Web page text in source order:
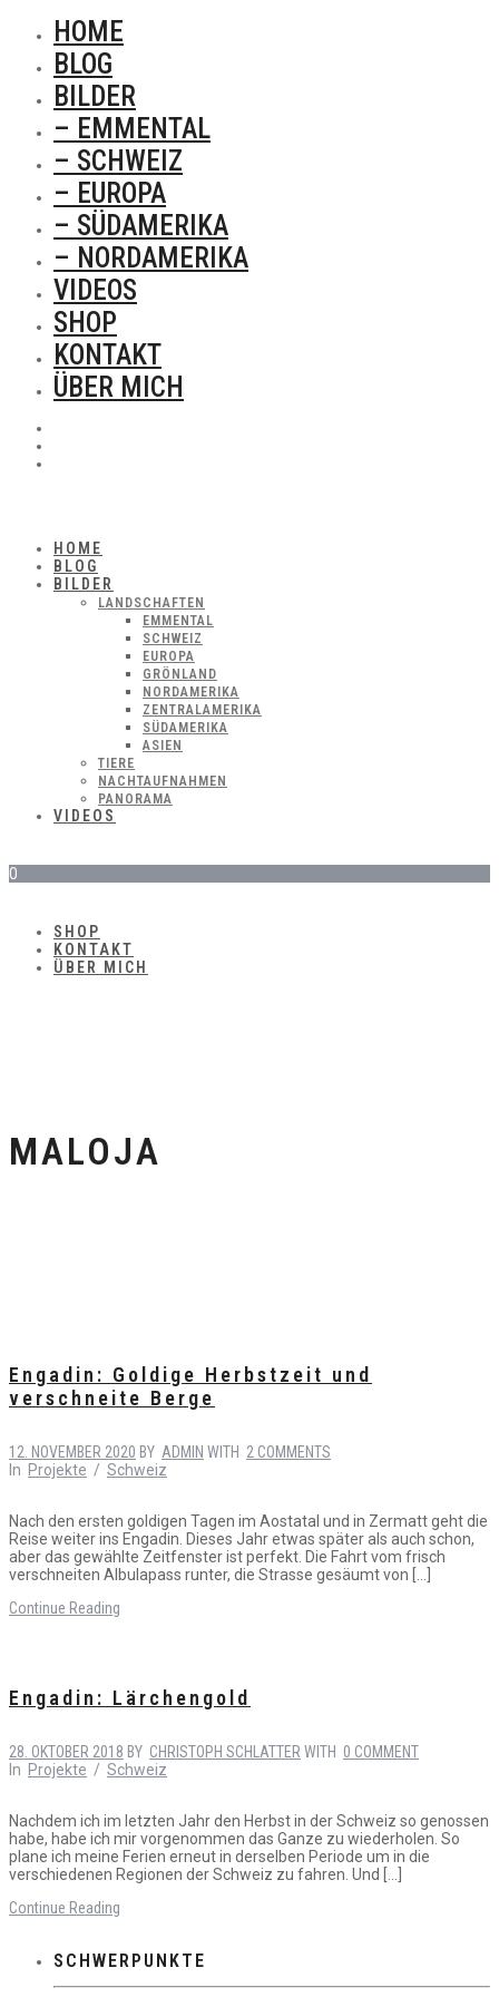
HOME
BLOG
BILDER
– EMMENTAL
– SCHWEIZ
– EUROPA
– SÜDAMERIKA
– NORDAMERIKA
VIDEOS
SHOP
KONTAKT
ÜBER MICH
HOME
BLOG
BILDER
LANDSCHAFTEN
EMMENTAL
SCHWEIZ
EUROPA
GRÖNLAND
NORDAMERIKA
ZENTRALAMERIKA
SÜDAMERIKA
ASIEN
TIERE
NACHTAUFNAHMEN
PANORAMA
VIDEOS
0
SHOP
KONTAKT
ÜBER MICH
MALOJA
Engadin: Goldige Herbstzeit und
verschneite Berge
12. NOVEMBER 2020 BY ADMIN WITH 2 COMMENTS
In Projekte / Schweiz
Nach den ersten goldigen Tagen im Aostatal und in Zermatt geht die
Reise weiter ins Engadin. Dieses Jahr etwas später als auch schon,
aber das gewählte Zeitfenster ist perfekt. Die Fahrt vom frisch
verschneiten Albulapass runter, die Strasse gesäumt von […]
Continue Reading
Engadin: Lärchengold
28. OKTOBER 2018 BY CHRISTOPH SCHLATTER WITH 0 COMMENT
In Projekte / Schweiz
Nachdem ich im letzten Jahr den Herbst in der Schweiz so genossen
habe, habe ich mir vorgenommen das Ganze zu wiederholen. So
plane ich meine Ferien erneut in derselben Periode um in die
verschiedenen Regionen der Schweiz zu fahren. Und […]
Continue Reading
SCHWERPUNKTE